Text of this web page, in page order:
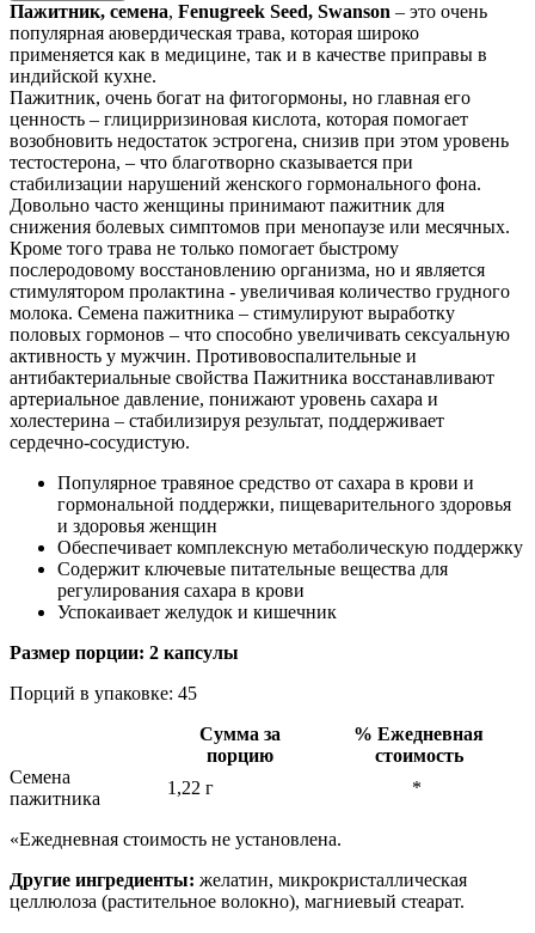
Пажитник, семена, Fenugreek Seed, Swanson – это очень
популярная аювердическая трава, которая широко
применяется как в медицине, так и в качестве приправы в
индийской кухне.
Пажитник, очень богат на фитогормоны, но главная его
ценность – глицирризиновая кислота, которая помогает
возобновить недостаток эстрогена, снизив при этом уровень
тестостерона, – что благотворно сказывается при
стабилизации нарушений женского гормонального фона.
Довольно часто женщины принимают пажитник для
снижения болевых симптомов при менопаузе или месячных.
Кроме того трава не только помогает быстрому
послеродовому восстановлению организма, но и является
стимулятором пролактина - увеличивая количество грудного
молока. Семена пажитника – стимулируют выработку
половых гормонов – что способно увеличивать сексуальную
активность у мужчин. Противовоспалительные и
антибактериальные свойства Пажитника восстанавливают
артериальное давление, понижают уровень сахара и
холестерина – стабилизируя результат, поддерживает
сердечно-сосудистую.
Популярное травяное средство от сахара в крови и
гормональной поддержки, пищеварительного здоровья
и здоровья женщин
Обеспечивает комплексную метаболическую поддержку
Содержит ключевые питательные вещества для
регулирования сахара в крови
Успокаивает желудок и кишечник
Размер порции: 2 капсулы
Порций в упаковке: 45
Сумма за
порцию
% Ежедневная
стоимость
Семена
пажитника
1,22 г *
«Ежедневная стоимость не установлена.
Другие ингредиенты: желатин, микрокристаллическая
целлюлоза (растительное волокно), магниевый стеарат.